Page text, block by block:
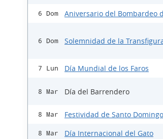
6 Dom Aniversario del Bombardeo
6 Dom Solemnidad de la
7 Lun Día Mundial de los Faros
8 Mar Día del Barrendero
8 Mar Festividad de Santo
8 Mar Día Internacional del Gato